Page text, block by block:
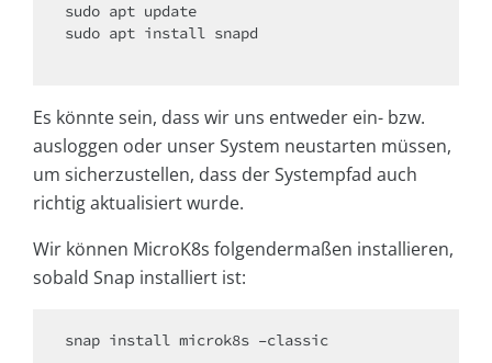
sudo apt update
sudo apt install snapd
Es könnte sein, dass wir uns entweder ein- bzw.
ausloggen oder unser System neustarten müssen,
um sicherzustellen, dass der Systempfad auch
richtig aktualisiert wurde.
Wir können MicroK8s folgendermaßen installieren,
sobald Snap installiert ist:
snap install microk8s –classic